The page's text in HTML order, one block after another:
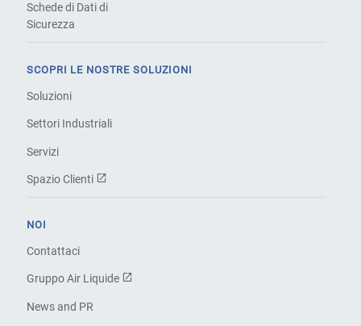
Schede di Dati di
Sicurezza
SCOPRI LE NOSTRE SOLUZIONI
Soluzioni
Settori Industriali
Servizi
Spazio Clienti
NOI
Contattaci
Gruppo Air Liquide
News and PR